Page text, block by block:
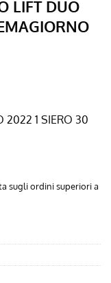
LIFT DUO
2022 1 SIERO 30
sugli ordini superiori a